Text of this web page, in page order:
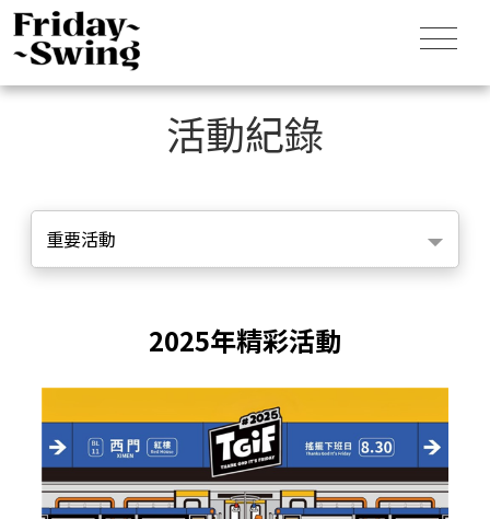
活動紀錄
重要活動
2025年精彩活動